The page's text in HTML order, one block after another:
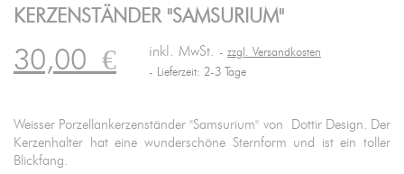
KERZENSTÄNDER "SAMSURIUM"
30,00€ inkl. MwSt.
zzgl. Versandkosten
Lieferzeit: 2-3 Tage
Weisser Porzellankerzenständer "Samsurium" von Dottir Design. Der
Kerzenhalter hat eine wunderschöne Sternform und ist ein toller
Blickfang.